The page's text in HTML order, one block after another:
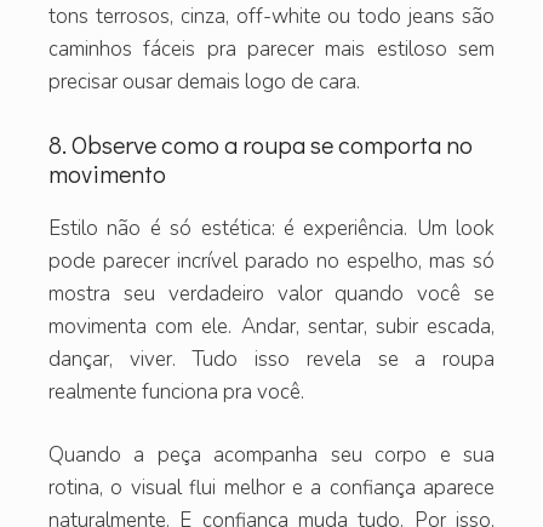
tons terrosos, cinza, off-white ou todo jeans são
caminhos fáceis pra parecer mais estiloso sem
precisar ousar demais logo de cara.
8. Observe como a roupa se comporta no
movimento
Estilo não é só estética: é experiência. Um look
pode parecer incrível parado no espelho, mas só
mostra seu verdadeiro valor quando você se
movimenta com ele. Andar, sentar, subir escada,
dançar, viver. Tudo isso revela se a roupa
realmente funciona pra você.
Quando a peça acompanha seu corpo e sua
rotina, o visual flui melhor e a confiança aparece
naturalmente. E confiança muda tudo. Por isso,